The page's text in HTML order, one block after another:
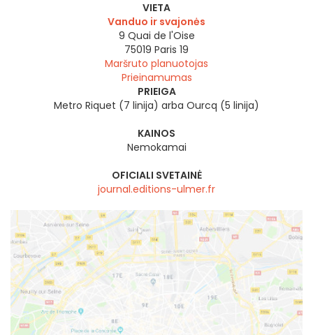
VIETA
Vanduo ir svajonės
9 Quai de l'Oise
75019 Paris 19
Maršruto planuotojas
Prieinamumas
PRIEIGA
Metro Riquet (7 linija) arba Ourcq (5 linija)
KAINOS
Nemokamai
OFICIALI SVETAINĖ
journal.editions-ulmer.fr